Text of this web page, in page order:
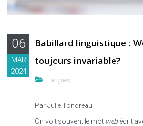
06
MAR
2024
Babillard linguistique :
toujours invariable?
Langues
Par Julie Tondreau
On voit souvent le mot web écrit